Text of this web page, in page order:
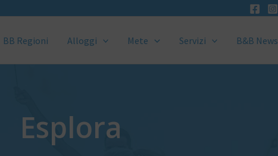
BB Regioni Alloggi Mete Servizi B&B News
Esplora